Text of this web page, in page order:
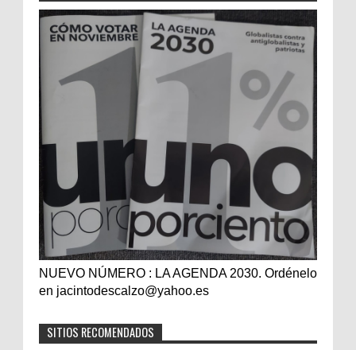
NUEVO NÚMERO : LA AGENDA 2030. Ordénelo
en jacintodescalzo@yahoo.es
SITIOS RECOMENDADOS